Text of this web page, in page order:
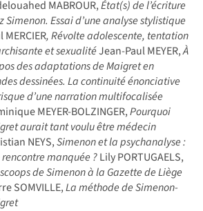
MABROUR,État(s) de l’écriture
Simenon. Essai d’une analyse stylistique
MERCIER, Révolte adolescente, tentation
et sexualitéJean-Paul MEYER,À
des adaptations de Maigret en
dessinées. La continuité énonciative
d’une narration multifocalisée
MEYER-BOLZINGER,Pourquoi
aurait tant voulu être médecin
NEYS,Simenon et la psychanalyse :
rencontre manquée ?Lily PORTUGAELS,
de Simenon à la Gazette de Liège
SOMVILLE,La méthode de Simenon-